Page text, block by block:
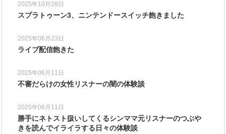
2025年10月28日
スプラトゥーン3、ニンテンドースイッチ飽きました
2025年06月23日
ライブ配信飽きた
2025年06月11日
不審だらけの女性リスナーの闇の体験談
2025年06月11日
勝手にネトスト扱いしてくるシンママ元リスナーのつぶや
きを読んでイライラする日々の体験談